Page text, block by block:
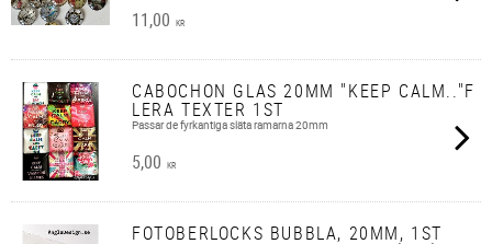
11,00 KR
CABOCHON GLAS 20MM "KEEP CALM.."F
LERA TEXTER 1ST
Passar de fyrkantiga släta ramarna 20mm
5,00 KR
FOTOBERLOCKS BUBBLA, 20MM, 1ST